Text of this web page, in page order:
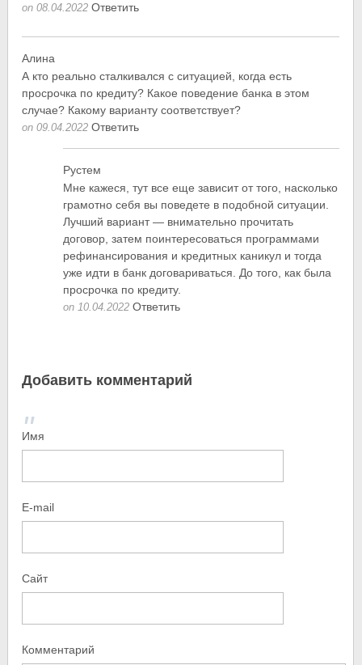
on 08.04.2022 Ответить
Алина
А кто реально сталкивался с ситуацией, когда есть
просрочка по кредиту? Какое поведение банка в этом
случае? Какому варианту соответствует?
on 09.04.2022 Ответить
Рустем
Мне кажеся, тут все еще зависит от того, насколько
грамотно себя вы поведете в подобной ситуации.
Лучший вариант — внимательно прочитать
договор, затем поинтересоваться программами
рефинансирования и кредитных каникул и тогда
уже идти в банк договариваться. До того, как была
просрочка по кредиту.
on 10.04.2022 Ответить
Добавить комментарий
Имя
E-mail
Сайт
Комментарий